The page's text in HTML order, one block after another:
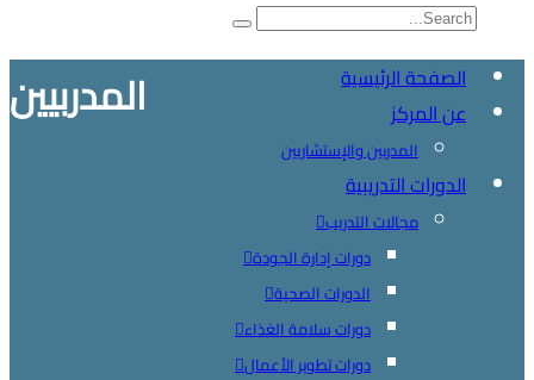
الصفحة الرئيسية
عن المركز
المدربين والإستشاريين
الدورات التدريبية
مجالات التدريب
دورات إدارة الجودة
الدورات الصحية
دورات سلامة الغذاء
دورات تطوير الأعمال
المدربيين